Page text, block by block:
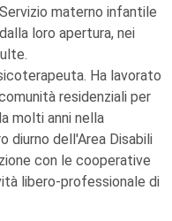
materno infantile
loro apertura, nei
Ha lavorato
residenziali per
molti anni nella
diurno dell'Area Disabili
con le cooperative
libero-professionale di